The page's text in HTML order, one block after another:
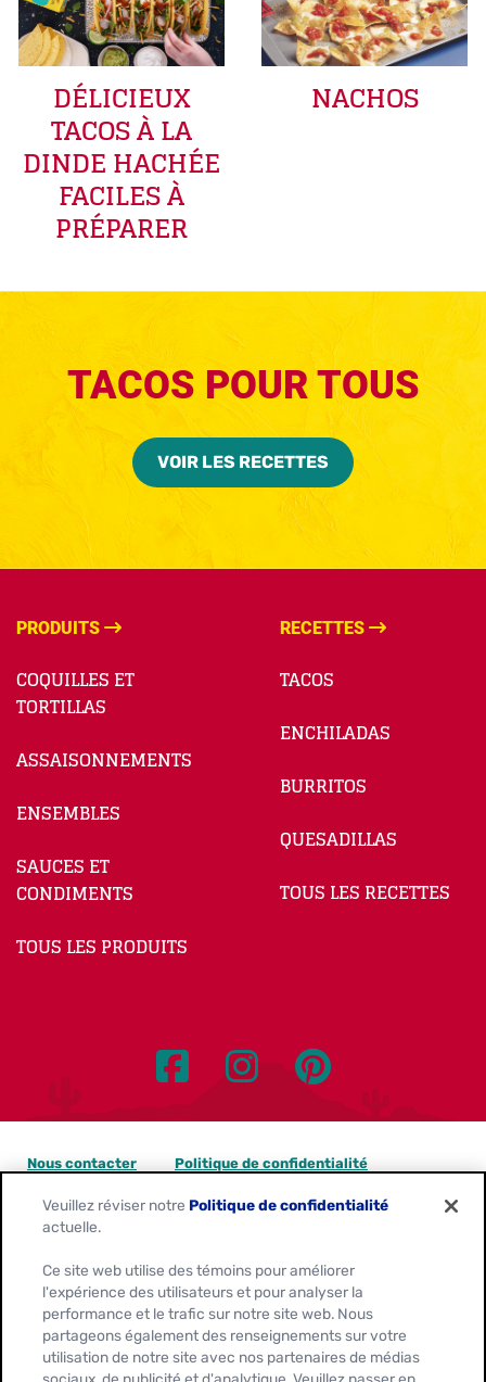
DÉLICIEUX
TACOS À LA
DINDE HACHÉE
FACILES À
PRÉPARER
NACHOS
TACOS POUR TOUS
VOIR LES RECETTES
PRODUITS
COQUILLES ET
TORTILLAS
ASSAISONNEMENTS
ENSEMBLES
SAUCES ET
CONDIMENTS
TOUS LES PRODUITS
RECETTES
TACOS
ENCHILADAS
BURRITOS
QUESADILLAS
TOUS LES RECETTES
Nous contacter Politique de confidentialité
Avis sur les témoins
Demandes de confidentialité des données
Conditions d'utilisation
Veuillez réviser notre Politique de confidentialité
actuelle.
Ce site web utilise des témoins pour améliorer
l'expérience des utilisateurs et pour analyser la
performance et le trafic sur notre site web. Nous
partageons également des renseignements sur votre
utilisation de notre site avec nos partenaires de médias